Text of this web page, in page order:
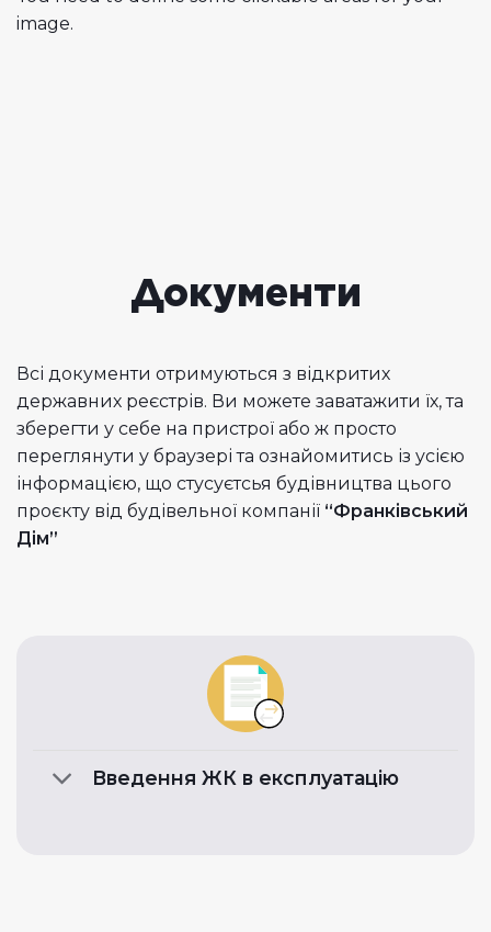
image.
Документи
Всі документи отримуються з відкритих
державних реєстрів. Ви можете заватажити їх, та
зберегти у себе на пристрої або ж просто
переглянути у браузері та ознайомитись із усією
інформацією, що стусуєтсья будівництва цього
проєкту від будівельної компанії “Франківський
Дім”
Введення ЖК в експлуатацію